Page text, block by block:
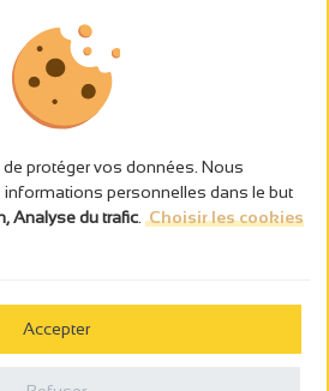
pour la santé, à consommer avec
protéger vos données. Nous
personnelles dans le but
Analyse du trafic Choisir les cookies
Accepter